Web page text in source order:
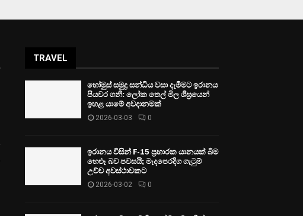
TRAVEL
හෝමුස් සමුද්‍ර සන්ධිය වසා දැමීමට ඉරානය
පියවර ගනී: ලෝක තෙල් මිල ශීඝ්‍රයෙන්
ඉහළ යාමේ අවදානමක්
2026-03-03 0
ඉරානය විසින් F-15 ප්‍රහාරක යානයක් බිම
හෙළූ බව පවසයි; මැදපෙරදිග ගැටුම්
උච්ච අවස්ථාවකට
2026-03-02 0